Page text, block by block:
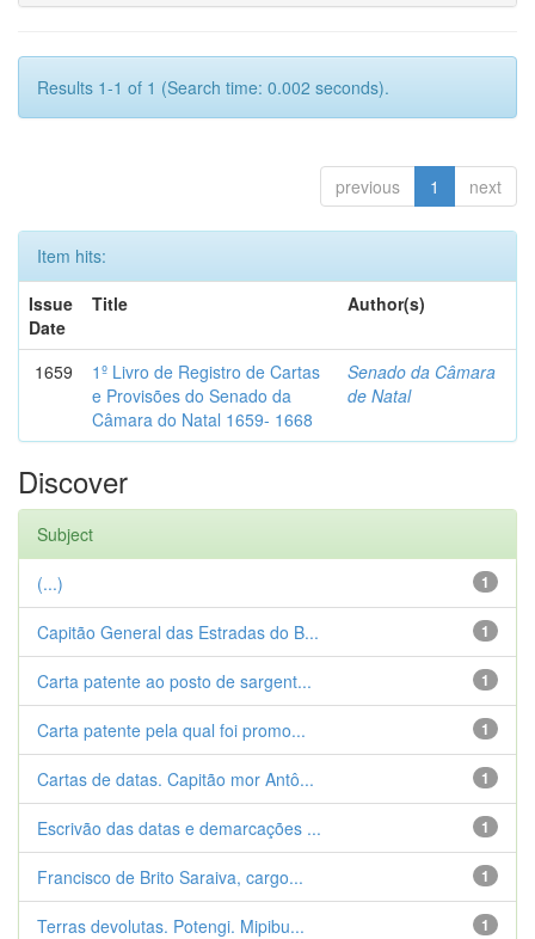
Results 1-1 of 1 (Search time: 0.002 seconds).
previous 1 next
Item hits:
Issue
Date
Title Author(s)
1659
1º Livro de Registro de Cartas
e Provisões do Senado da
Câmara do Natal 1659- 1668
Senado da Câmara
de Natal
Discover
Subject
1
(...)
1
Capitão General das Estradas do B...
1
Carta patente ao posto de sargent...
1
Carta patente pela qual foi promo...
1
Cartas de datas. Capitão mor Antô...
1
Escrivão das datas e demarcações ...
1
Francisco de Brito Saraiva, cargo...
1
Terras devolutas. Potengi. Mipibu...